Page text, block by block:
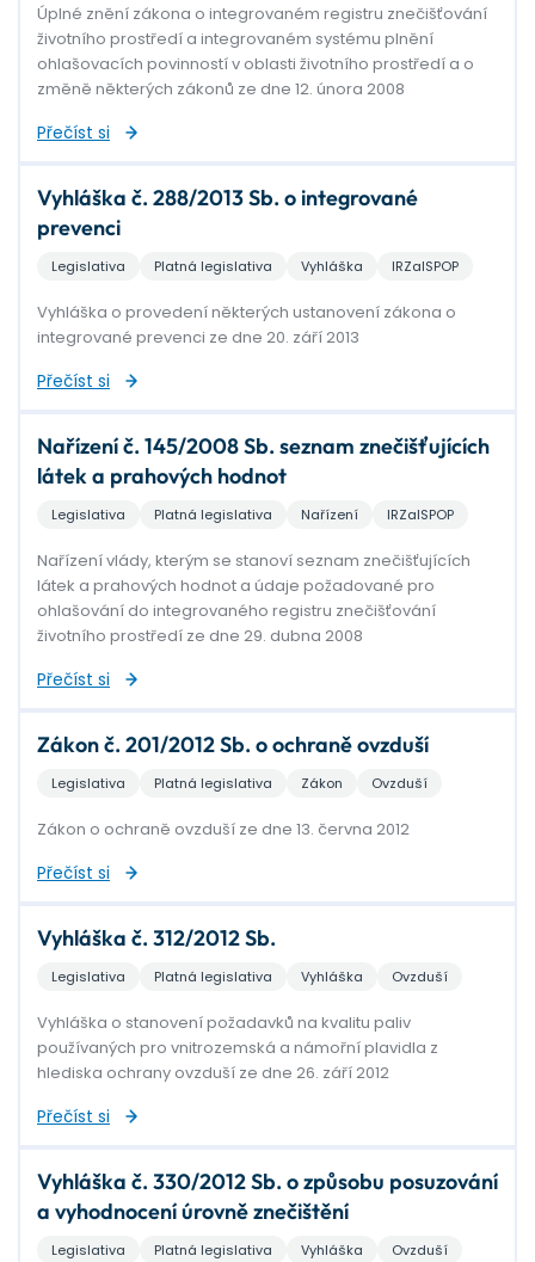
Úplné znění zákona o integrovaném registru znečišťování
životního prostředí a integrovaném systému plnění
ohlašovacích povinností v oblasti životního prostředí a o
změně některých zákonů ze dne 12. února 2008
Přečíst si
Vyhláška č. 288/2013 Sb. o integrované
prevenci
Legislativa Platná legislativa Vyhláška IRZaISPOP
Vyhláška o provedení některých ustanovení zákona o
integrované prevenci ze dne 20. září 2013
Přečíst si
Nařízení č. 145/2008 Sb. seznam znečišťujících
látek a prahových hodnot
Legislativa Platná legislativa Nařízení IRZaISPOP
Nařízení vlády, kterým se stanoví seznam znečišťujících
látek a prahových hodnot a údaje požadované pro
ohlašování do integrovaného registru znečišťování
životního prostředí ze dne 29. dubna 2008
Přečíst si
Zákon č. 201/2012 Sb. o ochraně ovzduší
Legislativa Platná legislativa Zákon Ovzduší
Zákon o ochraně ovzduší ze dne 13. června 2012
Přečíst si
Vyhláška č. 312/2012 Sb.
Legislativa Platná legislativa Vyhláška Ovzduší
Vyhláška o stanovení požadavků na kvalitu paliv
používaných pro vnitrozemská a námořní plavidla z
hlediska ochrany ovzduší ze dne 26. září 2012
Přečíst si
Vyhláška č. 330/2012 Sb. o způsobu posuzování
a vyhodnocení úrovně znečištění
Legislativa Platná legislativa Vyhláška Ovzduší